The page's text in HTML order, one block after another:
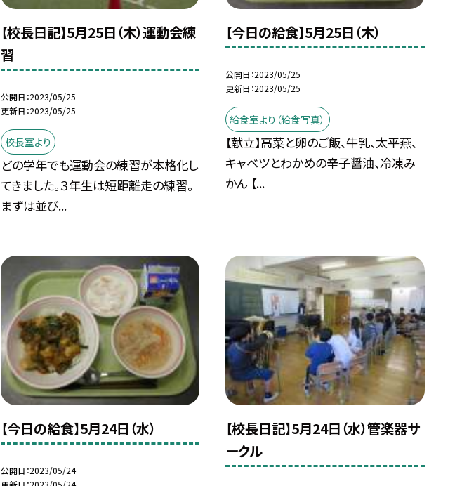
【校長日記】5月25日（木）運動会練
習
公開日 2023/05/25
更新日 2023/05/25
校長室より
どの学年でも運動会の練習が本格化し
てきました。３年生は短距離走の練習。
まずは並び...
【今日の給食】5月25日（木）
公開日 2023/05/25
更新日 2023/05/25
給食室より（給食写真）
【献立】高菜と卵のご飯、牛乳、太平燕、
キャベツとわかめの辛子醤油、冷凍み
かん 【...
【今日の給食】5月24日（水）
公開日 2023/05/24
【校長日記】5月24日（水）管楽器サ
ークル